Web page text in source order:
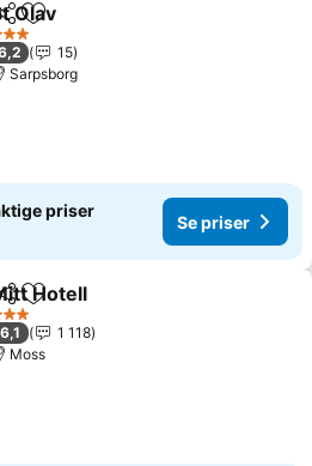
Legg til i favoritter
Olav
Stjerner
15
Sarpsborg
priser
Se priser
Legg til i favoritter
Hotell
Stjerner
6,1
1 118
Moss